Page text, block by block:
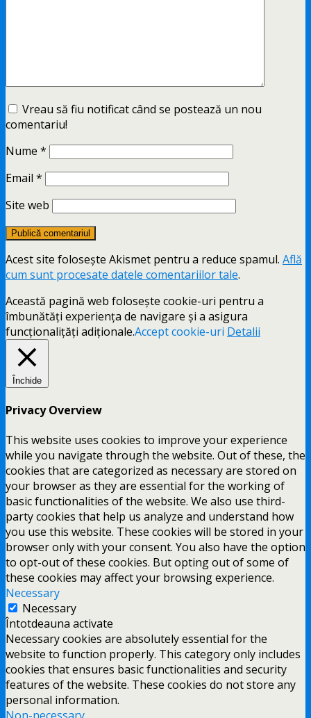
Vreau să fiu notificat când se postează un nou
comentariu!
Nume *
Email *
Site web
Acest site folosește Akismet pentru a reduce spamul. Află
cum sunt procesate datele comentariilor tale.
Această pagină web folosește cookie-uri pentru a
îmbunătăți experiența de navigare și a asigura
funcționalițăți adiționale.Accept cookie-uri Detalii
Închide
Privacy Overview
This website uses cookies to improve your experience
while you navigate through the website. Out of these, the
cookies that are categorized as necessary are stored on
your browser as they are essential for the working of
basic functionalities of the website. We also use third-
party cookies that help us analyze and understand how
you use this website. These cookies will be stored in your
browser only with your consent. You also have the option
to opt-out of these cookies. But opting out of some of
these cookies may affect your browsing experience.
Necessary
Necessary
Întotdeauna activate
Necessary cookies are absolutely essential for the
website to function properly. This category only includes
cookies that ensures basic functionalities and security
features of the website. These cookies do not store any
personal information.